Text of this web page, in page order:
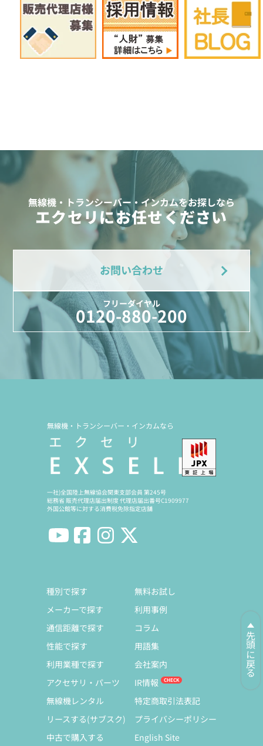
無線機・トランシーバー・インカムをお探しなら
エクセリにお任せください
お問い合わせ
フリーダイヤル
0120-880-200
先頭に戻る
無線機・トランシーバー・インカムなら
一社)全国陸上無線協会関東支部会員 第245号
総務省 販売代理店届出制度 代理店届出番号C1909977
外国公館等に対する消費税免除指定店舗
種別で探す
メーカーで探す
通信距離で探す
性能で探す
利用業種で探す
アクセサリ・パーツ
無線機レンタル
リースする(サブスク)
中古で購入する
無料お試し
利用事例
コラム
用語集
会社案内
IR情報
特定商取引法表記
プライバシーポリシー
English Site